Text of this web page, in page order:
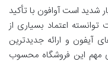
شدید است آوافون با تأکید
اعتماد بسیاری از
آیفون و ارائه جدیدترین
مهم این فروشگاه محسوب